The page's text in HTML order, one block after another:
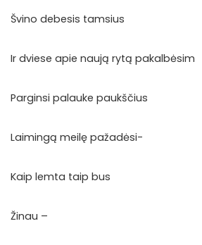
Švino debesis tamsius
Ir dviese apie naują rytą pakalbėsim
Parginsi palauke paukščius
Laimingą meilę pažadėsi-
Kaip lemta taip bus
Žinau –